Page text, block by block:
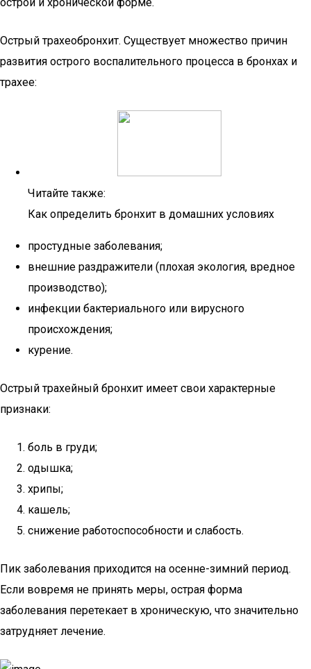
Острый трахеобронхит. Существует множество причин
развития острого воспалительного процесса в бронхах и
трахее:
Читайте также:
Как определить бронхит в домашних условиях
простудные заболевания;
внешние раздражители (плохая экология, вредное
производство);
инфекции бактериального или вирусного
происхождения;
курение.
Острый трахейный бронхит имеет свои характерные
признаки:
боль в груди;
одышка;
хрипы;
кашель;
снижение работоспособности и слабость.
Пик заболевания приходится на осенне-зимний период.
Если вовремя не принять меры, острая форма
заболевания перетекает в хроническую, что значительно
затрудняет лечение.